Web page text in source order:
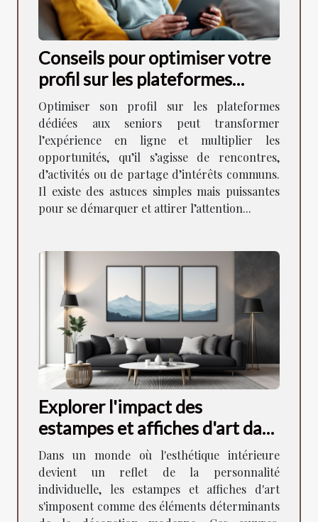
Conseils pour optimiser votre
profil sur les plateformes
dédiées aux seniors
Optimiser son profil sur les plateformes
dédiées aux seniors peut transformer
l’expérience en ligne et multiplier les
opportunités, qu’il s’agisse de rencontres,
d’activités ou de partage d’intérêts communs.
Il existe des astuces simples mais puissantes
pour se démarquer et attirer l’attention...
Explorer l'impact des
estampes et affiches d'art dans
la décoration moderne
Dans un monde où l'esthétique intérieure
devient un reflet de la personnalité
individuelle, les estampes et affiches d'art
s'imposent comme des éléments déterminants